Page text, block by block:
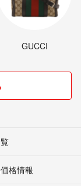
GUCCI
格情報